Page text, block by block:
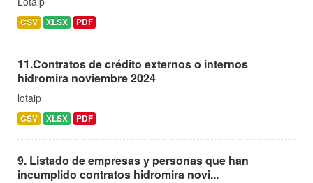
CSV XLSX PDF
11.Contratos de crédito externos o internos
hidromira noviembre 2024
lotaip
CSV XLSX PDF
9. Listado de empresas y personas que han
incumplido contratos hidromira novi...